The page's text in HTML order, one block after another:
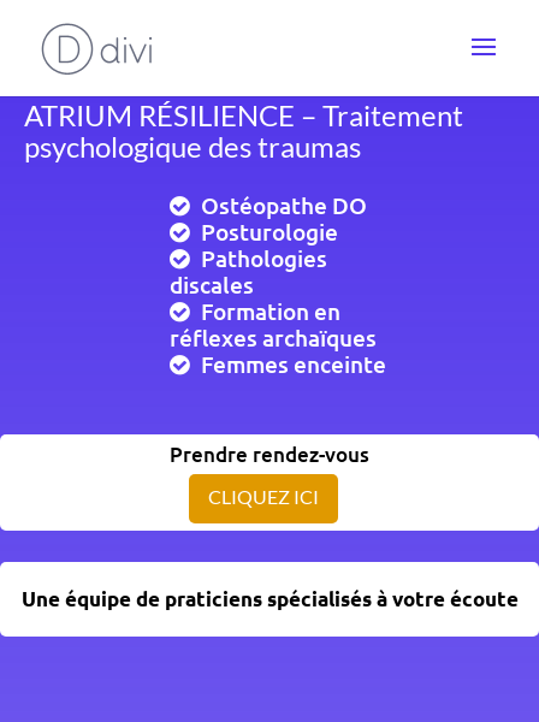
ATRIUM RÉSILIENCE – Traitement
psychologique des traumas
Ostéopathe DO
Posturologie
Pathologies
discales
Formation en
réflexes archaïques
Femmes enceinte
Prendre rendez-vous
CLIQUEZ ICI
Une équipe de praticiens spécialisés à votre écoute